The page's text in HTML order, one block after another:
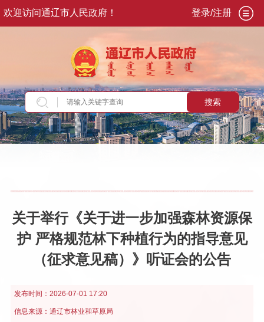
欢迎访问通辽市人民政府！ 登录/注册
搜索
当前位置：首页>新闻资讯>通知公告
关于举行《关于进一步加强森林资源保
护 严格规范林下种植行为的指导意见
（征求意见稿）》听证会的公告
发布时间： 2026-07-01 17:20
信息来源： 通辽市林业和草原局